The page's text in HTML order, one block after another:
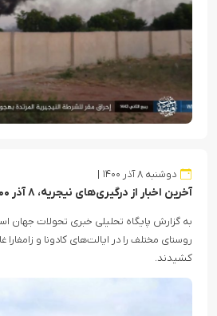
دوشنبه ۸ آذر ۱۴۰۰
آخرین اخبار از درگیری‌های نیجریه، ۸ آذر ۱۴۰۰
به گزارش پایگاه تحلیلی خبری تحولات جهان
روستای مختلف را در ایالت‌های کادونا و
کشیدند.